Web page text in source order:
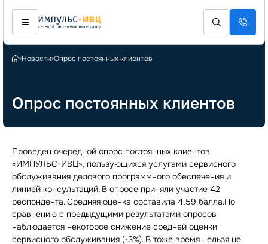
Новости Опрос постоянных клиентов
Опрос постоянных клиентов
Проведен очередной опрос постоянных клиентов
«ИМПУЛЬС-ИВЦ», пользующихся услугами сервисного
обслуживания делового программного обеспечения и
линией консультаций. В опросе приняли участие 42
респондента. Средняя оценка составила 4,59 балла.По
сравнению с предыдущими результатами опросов
наблюдается некоторое снижение средней оценки
сервисного обслуживания (-3%). В тоже время нельзя не